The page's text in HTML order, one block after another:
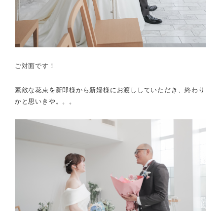
ご対面です！
素敵な花束を新郎様から新婦様にお渡ししていただき、終わり
かと思いきや。。。